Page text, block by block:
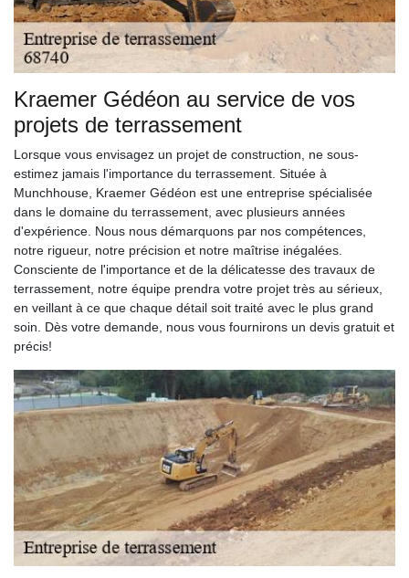
Kraemer Gédéon au service de vos
projets de terrassement
Lorsque vous envisagez un projet de construction, ne sous-
estimez jamais l'importance du terrassement. Située à
Munchhouse, Kraemer Gédéon est une entreprise spécialisée
dans le domaine du terrassement, avec plusieurs années
d'expérience. Nous nous démarquons par nos compétences,
notre rigueur, notre précision et notre maîtrise inégalées.
Consciente de l'importance et de la délicatesse des travaux de
terrassement, notre équipe prendra votre projet très au sérieux,
en veillant à ce que chaque détail soit traité avec le plus grand
soin. Dès votre demande, nous vous fournirons un devis gratuit et
précis!